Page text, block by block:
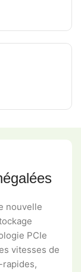
nouvelle
PCIe
vitesses de